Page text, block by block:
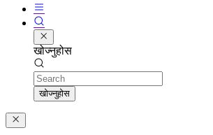
खोज्नुहोस
Search
खोज्नुहोस